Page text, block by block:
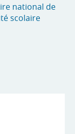
national de
scolaire